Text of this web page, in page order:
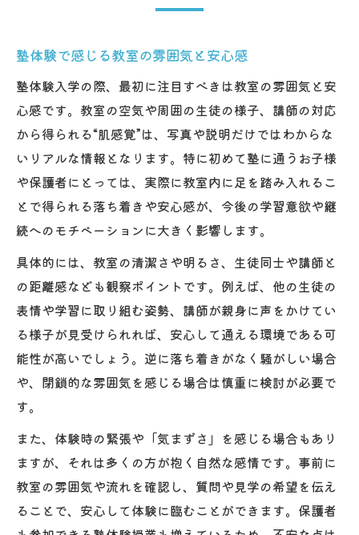
塾体験は授業内容の分かりやすさが鍵
塾体験授業後の親子で話し合うポイント
緊張せず参加する塾体験のコツとは
塾体験前の不安や緊張を和らげる方法
塾体験で緊張せず質問するための工夫
塾体験時に怖いと感じた時の対処法
塾体験で気まずい空気を避けるポイント
塾体験授業で当てられた時の心構え
親子で安心できる塾体験入学の進め方
塾体験授業に親が同席できるか確認しよう
塾体験で保護者が意識したい安心ポイント
塾体験での子供の感想をどう活かすか
塾体験時の講師への質問リスト例
塾体験当日の持ち物と注意点まとめ
塾体験当日に必要な持ち物をチェック
塾体験前の電話連絡の仕方とマナー
塾体験で遅刻や体調不良時の対応法
塾体験で感じる教室の雰囲気と安心感
塾体験入学の際、最初に注目すべきは教室の雰囲気と安
心感です。教室の空気や周囲の生徒の様子、講師の対応
から得られる“肌感覚”は、写真や説明だけではわからな
いリアルな情報となります。特に初めて塾に通うお子様
や保護者にとっては、実際に教室内に足を踏み入れるこ
とで得られる落ち着きや安心感が、今後の学習意欲や継
続へのモチベーションに大きく影響します。
具体的には、教室の清潔さや明るさ、生徒同士や講師と
の距離感なども観察ポイントです。例えば、他の生徒の
表情や学習に取り組む姿勢、講師が親身に声をかけてい
る様子が見受けられれば、安心して通える環境である可
能性が高いでしょう。逆に落ち着きがなく騒がしい場合
や、閉鎖的な雰囲気を感じる場合は慎重に検討が必要で
す。
また、体験時の緊張や「気まずさ」を感じる場合もあり
ますが、それは多くの方が抱く自然な感情です。事前に
教室の雰囲気や流れを確認し、質問や見学の希望を伝え
ることで、安心して体験に臨むことができます。保護者